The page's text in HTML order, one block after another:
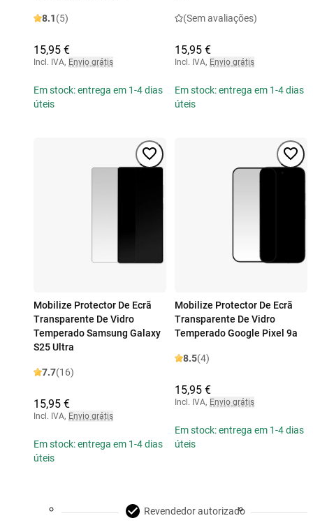
8.1(5)
15,95 €
Incl. IVA, Envio grátis
Em stock: entrega em 1-4 dias
úteis
(Sem avaliações)
15,95 €
Incl. IVA, Envio grátis
Em stock: entrega em 1-4 dias
úteis
Mobilize Protector De Ecrã
Transparente De Vidro
Temperado Samsung Galaxy
S25 Ultra
7.7(16)
15,95 €
Incl. IVA, Envio grátis
Em stock: entrega em 1-4 dias
úteis
Mobilize Protector De Ecrã
Transparente De Vidro
Temperado Google Pixel 9a
8.5(4)
15,95 €
Incl. IVA, Envio grátis
Em stock: entrega em 1-4 dias
úteis
Revendedor autorizado